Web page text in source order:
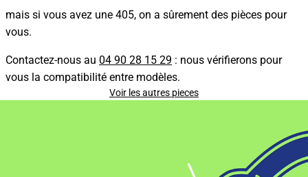
mais si vous avez une 405, on a sûrement des pièces pour
vous.
Contactez-nous au 04 90 28 15 29 : nous vérifierons pour
vous la compatibilité entre modèles.
Voir les autres pieces